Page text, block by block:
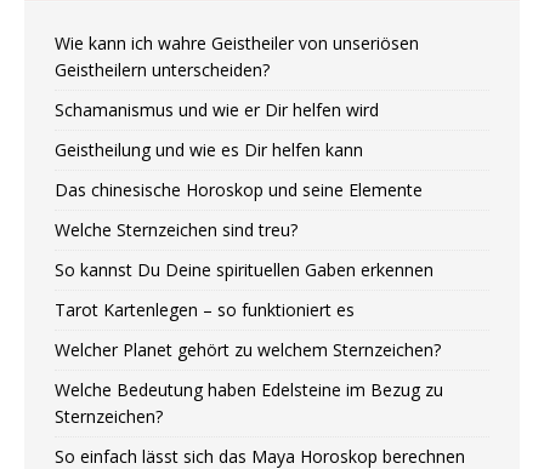
Wie kann ich wahre Geistheiler von unseriösen
Geistheilern unterscheiden?
Schamanismus und wie er Dir helfen wird
Geistheilung und wie es Dir helfen kann
Das chinesische Horoskop und seine Elemente
Welche Sternzeichen sind treu?
So kannst Du Deine spirituellen Gaben erkennen
Tarot Kartenlegen – so funktioniert es
Welcher Planet gehört zu welchem Sternzeichen?
Welche Bedeutung haben Edelsteine im Bezug zu
Sternzeichen?
So einfach lässt sich das Maya Horoskop berechnen